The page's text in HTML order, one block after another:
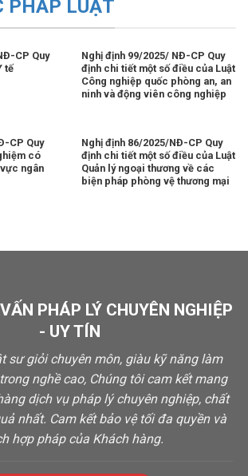
PHÁP LUẬT
CP Quy
tế
Nghị định 99/2025/ NĐ-CP Quy
định chi tiết một số điều của Luật
Công nghiệp quốc phòng an, an
ninh và động viên công nghiệp
CP Quy
có
ngân
Nghị định 86/2025/NĐ-CP Quy
định chi tiết một số điều của Luật
Quản lý ngoại thương về các
biện pháp phòng vệ thương mại
PHÁP LÝ CHUYÊN NGHIỆP
- UY TÍN
sư giỏi chuyên môn, giàu kỹ năng làm
nghề cao, Chúng tôi cam kết mang
dịch vụ pháp lý chuyên nghiệp, chất
nhất. Cam kết bảo vệ tối đa quyền và
hợp pháp của Khách hàng.